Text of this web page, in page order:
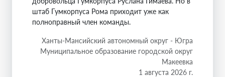
штаб Гумкорпуса Рома приходит уже как
полноправный член команды.
Ханты-Мансийский автономный округ - Югра
Муниципальное образование городской округ
Макеевка
1 августа 2026 г.